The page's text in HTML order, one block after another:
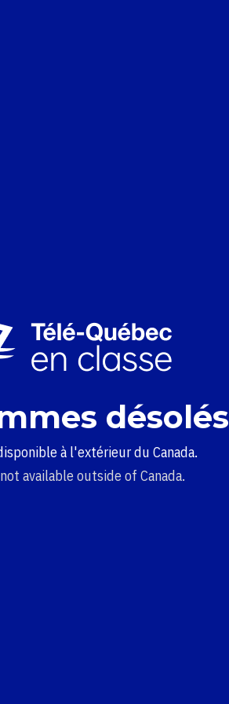
désolés
à l'extérieur du Canada.
available outside of Canada.